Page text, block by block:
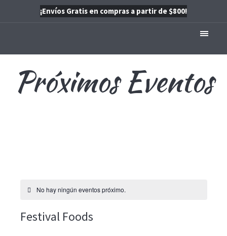
¡Envíos Gratis en compras a partir de $800!
Próximos Eventos
No hay ningún eventos próximo.
Festival Foods